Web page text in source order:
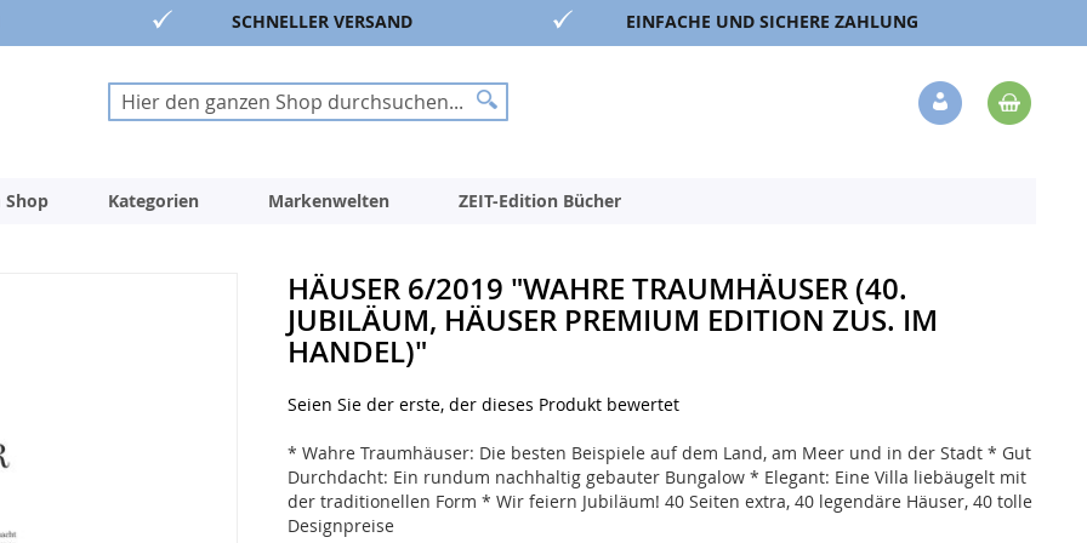
SCHNELLER VERSAND EINFACHE UND SICHERE ZAHLUNG
Suche
Suche
Veränderung
Shop Kategorien Markenwelten ZEIT-Edition Bücher
HÄUSER 6/2019 "WAHRE TRAUMHÄUSER (40.
JUBILÄUM, HÄUSER PREMIUM EDITION ZUS. IM
HANDEL)"
Seien Sie der erste, der dieses Produkt bewertet
* Wahre Traumhäuser: Die besten Beispiele auf dem Land, am Meer und in der Stadt * Gut
Durchdacht: Ein rundum nachhaltig gebauter Bungalow * Elegant: Eine Villa liebäugelt mit
der traditionellen Form * Wir feiern Jubiläum! 40 Seiten extra, 40 legendäre Häuser, 40 tolle
Designpreise